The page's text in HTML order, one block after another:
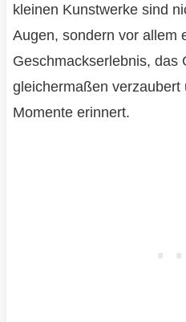
kleinen Kunstwerke sind
Augen, sondern vor allem
Geschmackserlebnis, das
gleichermaßen verzaubert
Momente erinnert.